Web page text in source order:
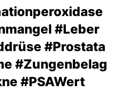
#Leber
#Prostata
#Zungenbelag
#PSAWert